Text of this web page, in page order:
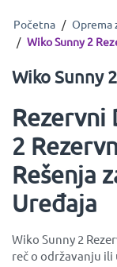
Početna / Oprema
/ Wiko Sunny 2
Wiko Sunny
Rezervni
2
Rešenja
Uređaja
Wiko Sunny 2
reč o održavanju